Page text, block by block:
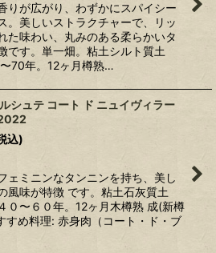
りが広がり、わずかにスパイシー
。美しいストラクチャーで、リッ
た味わい、丸みのある柔らかいタ
です。単一畑。粘土シルト質土
70年。12ヶ月樽熟…
シュテ コート ド ニュイヴィラー
込)
ェミニンなタンニンを持ち、美し
風味が特徴 です。粘土石灰質土
０〜６０年。12ヶ月木樽熟 成(新樽
すめ料理: 赤身肉（コート・ド・ブ